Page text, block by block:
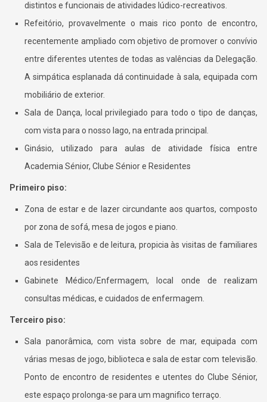
distintos e funcionais de atividades lúdico-recreativos.
Refeitório, provavelmente o mais rico ponto de encontro,
recentemente ampliado com objetivo de promover o convívio
entre diferentes utentes de todas as valências da Delegação.
A simpática esplanada dá continuidade à sala, equipada com
mobiliário de exterior.
Sala de Dança, local privilegiado para todo o tipo de danças,
com vista para o nosso lago, na entrada principal.
Ginásio, utilizado para aulas de atividade física entre
Academia Sénior, Clube Sénior e Residentes
Primeiro piso:
Zona de estar e de lazer circundante aos quartos, composto
por zona de sofá, mesa de jogos e piano.
Sala de Televisão e de leitura, propicia às visitas de familiares
aos residentes
Gabinete Médico/Enfermagem, local onde de realizam
consultas médicas, e cuidados de enfermagem.
Terceiro piso:
Sala panorâmica, com vista sobre de mar, equipada com
várias mesas de jogo, biblioteca e sala de estar com televisão.
Ponto de encontro de residentes e utentes do Clube Sénior,
este espaço prolonga-se para um magnifico terraço.